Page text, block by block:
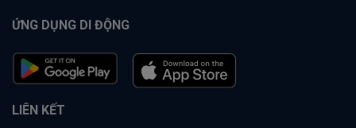
ỨNG DỤNG DI ĐỘNG
LIÊN KẾT